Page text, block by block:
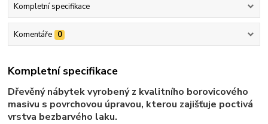
Kompletní specifikace
Komentáře 0
Kompletní specifikace
Dřevěný nábytek vyrobený z kvalitního borovicového
masivu s povrchovou úpravou, kterou zajišťuje poctivá
vrstva bezbarvého laku.